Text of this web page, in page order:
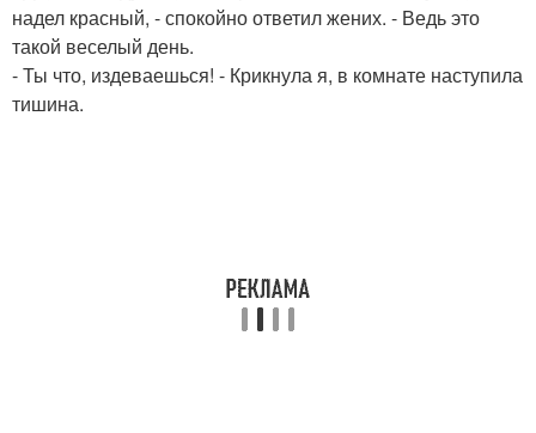
надел красный, - спокойно ответил жених. - Ведь это
такой веселый день.
- Ты что, издеваешься! - Крикнула я, в комнате наступила
тишина.